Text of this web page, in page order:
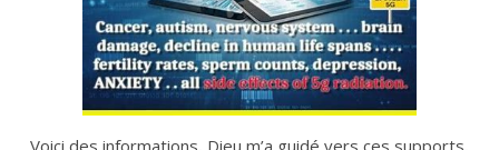
Voici des informations, Dieu m’a guidé vers ces supports,